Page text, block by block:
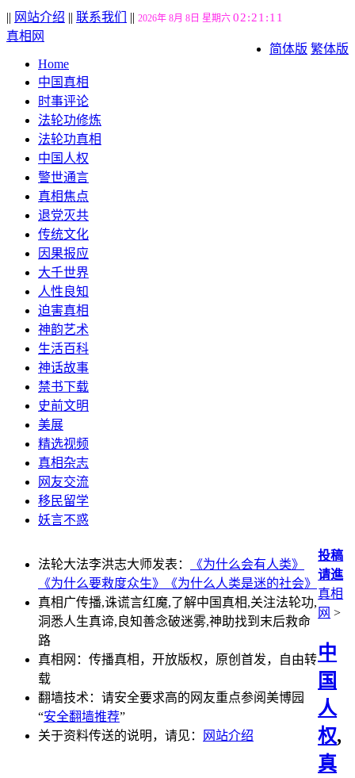
|| 网站介绍 || 联系我们 || 2026年 8月 8日 星期六 02:21:12
简体版 繁体版
真相网
Home
中国真相
时事评论
法轮功修炼
法轮功真相
中国人权
警世通言
真相焦点
退党灭共
传统文化
因果报应
大千世界
人性良知
迫害真相
神韵艺术
生活百科
神话故事
禁书下载
史前文明
美展
精选视频
真相杂志
网友交流
移民留学
妖言不惑
法轮大法李洪志大师发表：
《为什么会有人类》
《为什么要救度众生》
《为什么人类是迷的社会》
真相广传播,诛谎言红魔,了解中国真相,关注法轮功,
洞悉人生真谛,良知善念破迷雾,神助找到末后救命
路
真相网：传播真相，开放版权，原创首发，自由转
载
翻墙技术：请安全要求高的网友重点参阅美博园
“安全翻墙推荐”
关于资料传送的说明，请见：
网站介绍
投稿
请進
真相
网 >
中
国
人
权,
真